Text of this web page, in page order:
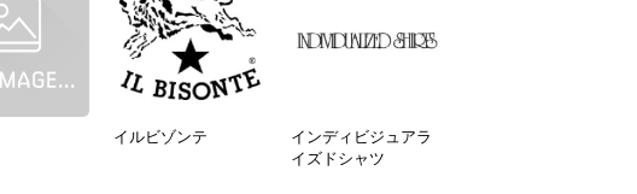
イルビゾンテ
インディビジュアラ
イズドシャツ